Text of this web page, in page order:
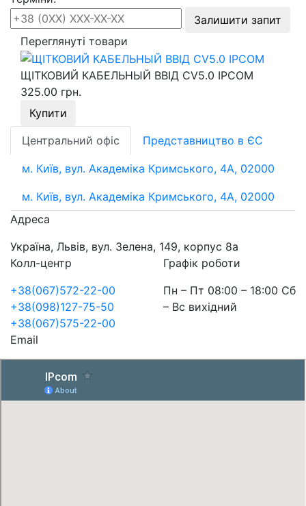
Залишити запит
Переглянуті товари
ЩІТКОВИЙ КАБЕЛЬНЫЙ ВВІД СV5.0 IPCOM
325.00 грн.
Купити
Центральний офіс
Представництво в ЄС
м. Київ, вул. Академіка Кримського, 4А, 02000
м. Київ, вул. Академіка Кримського, 4А, 02000
Адреса
Україна, Львів, вул. Зелена, 149, корпус 8а
Колл-центр
+38(067)572-22-00
+38(098)127-75-50
+38(067)575-22-00
Графік роботи
Пн – Пт 08:00 – 18:00 Сб
– Вс вихідний
Email